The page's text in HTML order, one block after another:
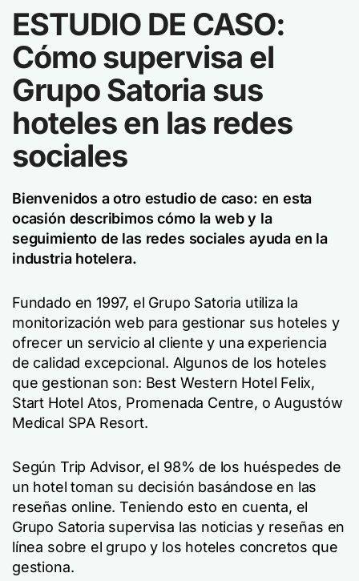
ESTUDIO DE CASO:
Cómo supervisa el
Grupo Satoria sus
hoteles en las redes
sociales
Bienvenidos a otro estudio de caso: en esta
ocasión describimos cómo la web y la
seguimiento de las redes sociales ayuda en la
industria hotelera.
Fundado en 1997, el Grupo Satoria utiliza la
monitorización web para gestionar sus hoteles y
ofrecer un servicio al cliente y una experiencia
de calidad excepcional. Algunos de los hoteles
que gestionan son: Best Western Hotel Felix,
Start Hotel Atos, Promenada Centre, o Augustów
Medical SPA Resort.
Según Trip Advisor, el 98% de los huéspedes de
un hotel toman su decisión basándose en las
reseñas online. Teniendo esto en cuenta, el
Grupo Satoria supervisa las noticias y reseñas en
línea sobre el grupo y los hoteles concretos que
gestiona.